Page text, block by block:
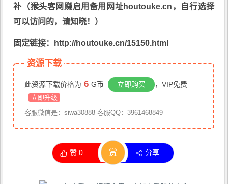
补（猴头客网赚启用备用网址houtouke.cn，自行选择
可以访问的，请知晓！）
固定链接：http://houtouke.cn/15150.html
资源下载
此资源下载价格为 6 G币 立即购买 ，VIP免费
立即升级
客服微信是：siwa30888 客服QQ：3961468849
赞0 赏 分享